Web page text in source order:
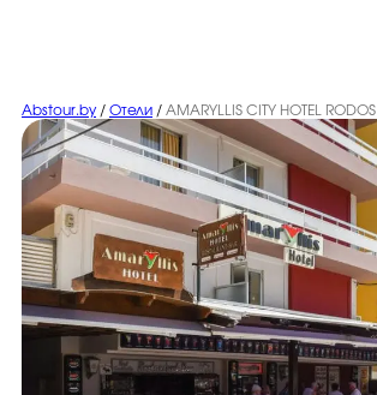
Abstour.by / Отели / AMARYLLIS CITY HOTEL RODOS